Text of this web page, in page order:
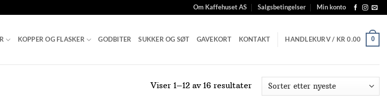
Om Kaffehuset AS Salgsbetingelser Min konto
KOPPER OG FLASKER GODBITER SUKKER OG SØT GAVEKORT KONTAKT HANDLEKURV / KR 0.00 0
Viser 1–12 av 16 resultaterSortert
etter